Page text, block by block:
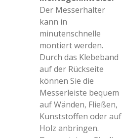
Der Messerhalter
kann in
minutenschnelle
montiert werden.
Durch das Klebeband
auf der Rückseite
können Sie die
Messerleiste bequem
auf Wänden, Fließen,
Kunststoffen oder auf
Holz anbringen.